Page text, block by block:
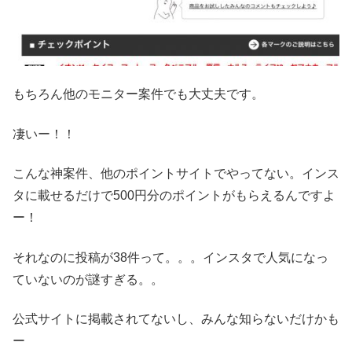
もちろん他のモニター案件でも大丈夫です。
凄いー！！
こんな神案件、他のポイントサイトでやってない。インス
タに載せるだけで500円分のポイントがもらえるんですよ
ー！
それなのに投稿が38件って。。。インスタで人気になっ
ていないのが謎すぎる。。
公式サイトに掲載されてないし、みんな知らないだけかも